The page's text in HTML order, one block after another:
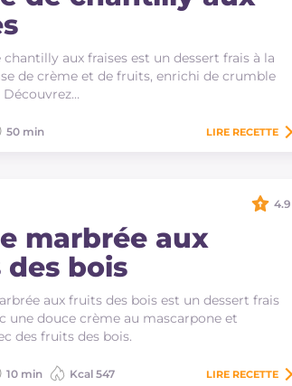
chantilly aux fraises est un dessert frais à la
de crème et de fruits, enrichi de crumble
50 min LIRE RECETTE
marbrée aux
bois
aux fruits des bois est un dessert frais
une douce crème au mascarpone et
des fruits des bois.
4.9
10 min Kcal 547 LIRE RECETTE